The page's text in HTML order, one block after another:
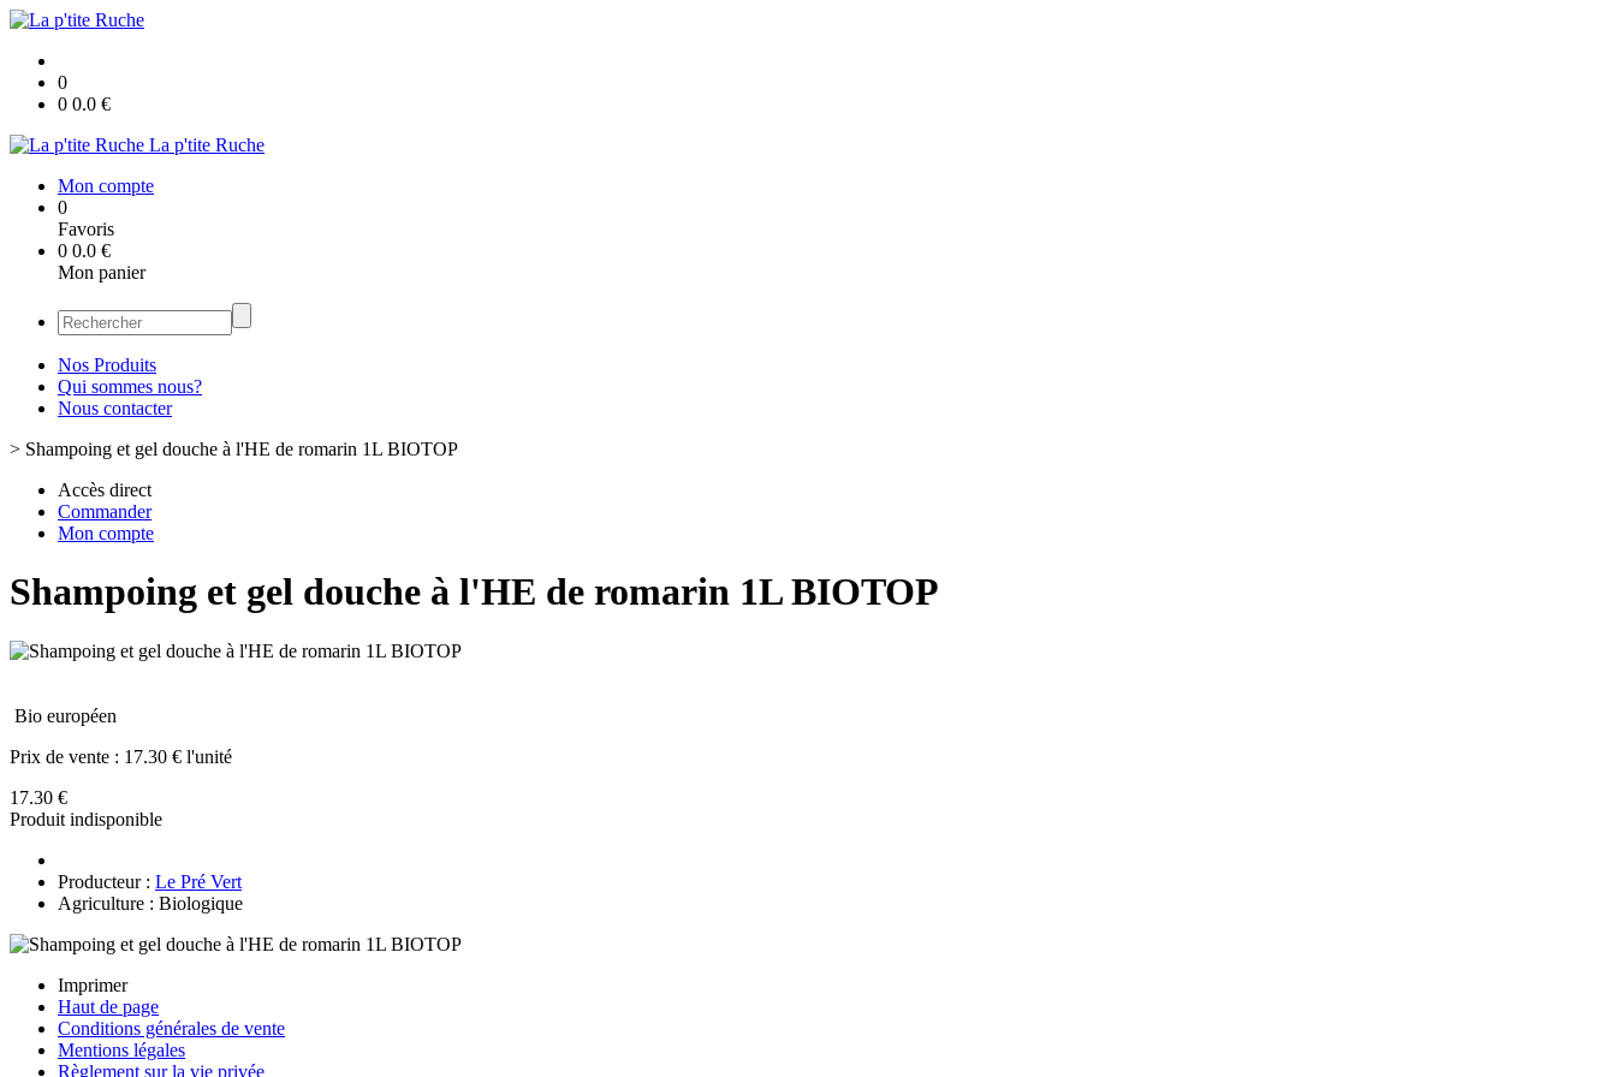
0
0 0.0 €
La p'tite Ruche
Mon compte
0
Favoris
0 0.0 €
Mon panier
Nos Produits
Qui sommes nous?
Nous contacter
> Shampoing et gel douche à l'HE de romarin 1L BIOTOP
Accès direct
Commander
Mon compte
Shampoing et gel douche à l'HE de romarin 1L BIOTOP
Bio européen
Prix de vente : 17.30 € l'unité
17.30 €
Produit indisponible
Producteur : Le Pré Vert
Agriculture : Biologique
Imprimer
Haut de page
Conditions générales de vente
Mentions légales
Règlement sur la vie privée